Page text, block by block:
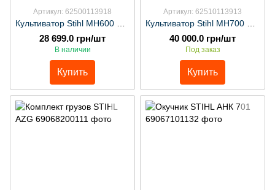
Артикул: 62500113918
28 699.0 грн/шт
В наличии
Купить
Артикул: 62510113913
40 000.0 грн/шт
Под заказ
Купить